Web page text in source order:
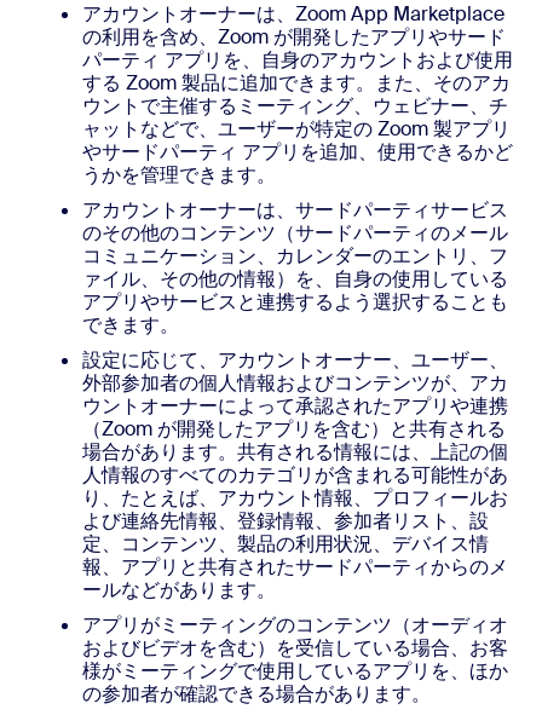
アカウントオーナーは、Zoom App Marketplace
の利用を含め、Zoom が開発したアプリやサード
パーティ アプリを、自身のアカウントおよび使用
する Zoom 製品に追加できます。また、そのアカ
ウントで主催するミーティング、ウェビナー、チ
ャットなどで、ユーザーが特定の Zoom 製アプリ
やサードパーティ アプリを追加、使用できるかど
うかを管理できます。
アカウントオーナーは、サードパーティサービス
のその他のコンテンツ（サードパーティのメール
コミュニケーション、カレンダーのエントリ、フ
ァイル、その他の情報）を、自身の使用している
アプリやサービスと連携するよう選択することも
できます。
設定に応じて、アカウントオーナー、ユーザー、
外部参加者の個人情報およびコンテンツが、アカ
ウントオーナーによって承認されたアプリや連携
（Zoom が開発したアプリを含む）と共有される
場合があります。共有される情報には、上記の個
人情報のすべてのカテゴリが含まれる可能性があ
り、たとえば、アカウント情報、プロフィールお
よび連絡先情報、登録情報、参加者リスト、設
定、コンテンツ、製品の利用状況、デバイス情
報、アプリと共有されたサードパーティからのメ
ールなどがあります。
アプリがミーティングのコンテンツ（オーディオ
およびビデオを含む）を受信している場合、お客
様がミーティングで使用しているアプリを、ほか
の参加者が確認できる場合があります。